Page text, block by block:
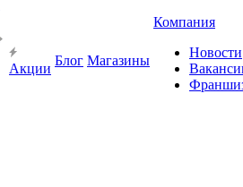
Акции
Блог Магазины
Компания
Новости